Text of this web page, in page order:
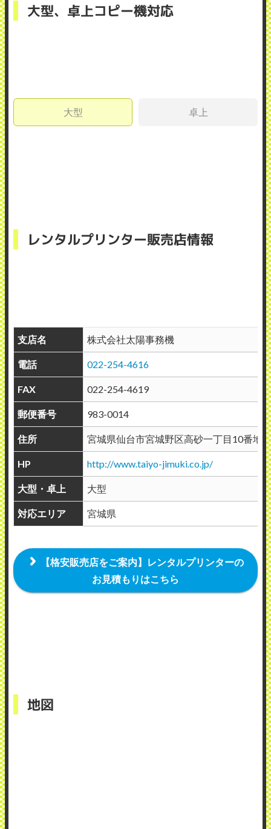
大型、卓上コピー機対応
大型 卓上
レンタルプリンター販売店情報
支店名 株式会社太陽事務機
電話 022-254-4616
FAX 022-254-4619
郵便番号 983-0014
住所 宮城県仙台市宮城野区高砂一丁目10番地
HP http://www.taiyo-jimuki.co.jp/
大型・卓上 大型
対応エリア 宮城県
【格安販売店をご案内】レンタルプリンターの
お見積もりはこちら
地図